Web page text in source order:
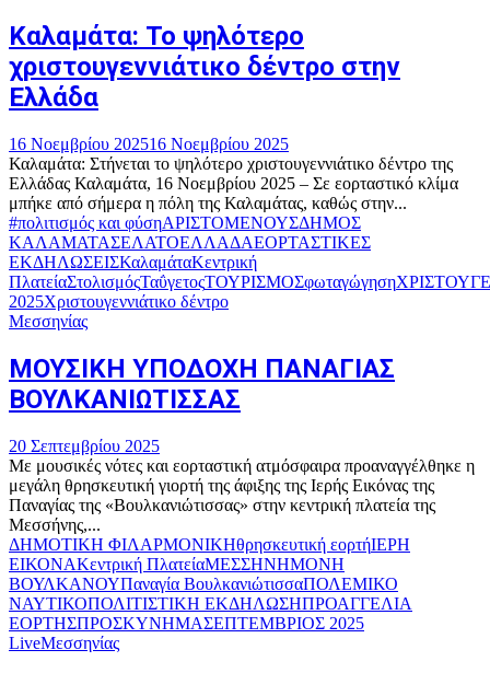
Καλαμάτα: Το ψηλότερο
χριστουγεννιάτικο δέντρο στην
Ελλάδα
16 Νοεμβρίου 202516 Νοεμβρίου 2025
Καλαμάτα: Στήνεται το ψηλότερο χριστουγεννιάτικο δέντρο της
Ελλάδας Καλαμάτα, 16 Νοεμβρίου 2025 – Σε εορταστικό κλίμα
μπήκε από σήμερα η πόλη της Καλαμάτας, καθώς στην...
#πολιτισμός και φύσηΑΡΙΣΤΟΜΕΝΟΥΣΔΗΜΟΣ
ΚΑΛΑΜΑΤΑΣΕΛΑΤΟΕΛΛΑΔΑΕΟΡΤΑΣΤΙΚΕΣ
ΕΚΔΗΛΩΣΕΙΣΚαλαμάταΚεντρική
ΠλατείαΣτολισμόςΤαΰγετοςΤΟΥΡΙΣΜΟΣφωταγώγηση
2025Χριστουγεννιάτικο δέντρο
Μεσσηνίας
ΜΟΥΣΙΚΗ ΥΠΟΔΟΧΗ ΠΑΝΑΓΙΑΣ
ΒΟΥΛΚΑΝΙΩΤΙΣΣΑΣ
20 Σεπτεμβρίου 2025
Με μουσικές νότες και εορταστική ατμόσφαιρα προαναγγέλθηκε η
μεγάλη θρησκευτική γιορτή της άφιξης της Ιερής Εικόνας της
Παναγίας της «Βουλκανιώτισσας» στην κεντρική πλατεία της
Μεσσήνης,...
ΔΗΜΟΤΙΚΗ ΦΙΛΑΡΜΟΝΙΚΗθρησκευτική εορτήΙΕΡΗ
ΕΙΚΟΝΑΚεντρική ΠλατείαΜΕΣΣΗΝΗΜΟΝΗ
ΒΟΥΛΚΑΝΟΥΠαναγία ΒουλκανιώτισσαΠΟΛΕΜΙΚΟ
ΝΑΥΤΙΚΟΠΟΛΙΤΙΣΤΙΚΗ ΕΚΔΗΛΩΣΗΠΡΟΑΓΓΕΛΙΑ
ΕΟΡΤΗΣΠΡΟΣΚΥΝΗΜΑΣΕΠΤΕΜΒΡΙΟΣ 2025
LiveΜεσσηνίας